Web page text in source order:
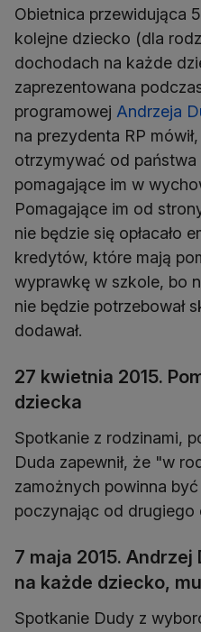
Obietnica przewidująca
kolejne dziecko (dla
dochodach na każde
zaprezentowana
programowej Andrzeja
na prezydenta RP
otrzymywać od państwa
pomagające im w
Pomagające im od
nie będzie się opłacało
kredytów, które mają
wyprawkę w szkole, bo
nie będzie potrzebował
dodawał.
27 kwietnia 2015.
dziecka
Spotkanie z rodzinami,
Duda zapewnił, że "w
zamożnych powinna
poczynając od drugiego
7 maja 2015. Andrzej
na każde dziecko,
Spotkanie Dudy z